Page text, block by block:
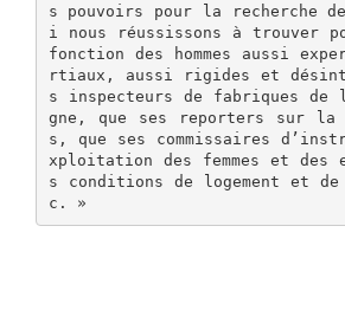
s pouvoirs pour la recherche
i nous réussissons à trouver
fonction des hommes aussi
rtiaux, aussi rigides et
s inspecteurs de fabriques de
gne, que ses reporters sur la
s, que ses commissaires
xploitation des femmes et
s conditions de logement et
c. »